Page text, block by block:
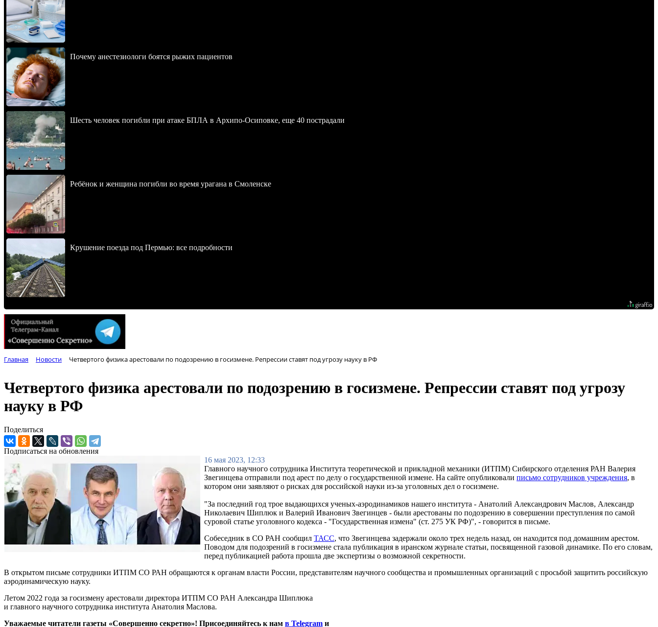
Почему анестезиологи боятся рыжих пациентов
Шесть человек погибли при атаке БПЛА в Архипо-Осиповке, еще 40 пострадали
Ребёнок и женщина погибли во время урагана в Смоленске
Крушение поезда под Пермью: все подробности
Главная Новости Четвертого физика арестовали по подозрению в госизмене. Репрессии ставят под угрозу науку в РФ
Четвертого физика арестовали по подозрению в госизмене. Репрессии ставят под угрозу
науку в РФ
Поделиться
Подписаться на обновления
16 мая 2023, 12:33
Главного научного сотрудника Института теоретической и прикладной механики (ИТПМ) Сибирского отделения РАН Валерия
Звегинцева отправили под арест по делу о государственной измене. На сайте опубликовали письмо сотрудников учреждения, в
котором они заявляют о рисках для российской науки из-за уголовных дел о госизмене.
"За последний год трое выдающихся ученых-аэродинамиков нашего института - Анатолий Александрович Маслов, Александр
Николаевич Шиплюк и Валерий Иванович Звегинцев - были арестованы по подозрению в совершении преступления по самой
суровой статье уголовного кодекса - "Государственная измена" (ст. 275 УК РФ)", - говорится в письме.
Собеседник в СО РАН сообщил ТАСС, что Звегинцева задержали около трех недель назад, он находится под домашним арестом.
Поводом для подозрений в госизмене стала публикация в иранском журнале статьи, посвященной газовой динамике. По его словам,
перед публикацией работа прошла две экспертизы о возможной секретности.
В открытом письме сотрудники ИТПМ СО РАН обращаются к органам власти России, представителям научного сообщества и промышленных организаций с просьбой защитить российскую
аэродинамическую науку.
Летом 2022 года за госизмену арестовали директора ИТПМ СО РАН Александра Шиплюка
и главного научного сотрудника института Анатолия Маслова.
Уважаемые читатели газеты «Совершенно секретно»! Присоединяйтесь к нам в Telegram и